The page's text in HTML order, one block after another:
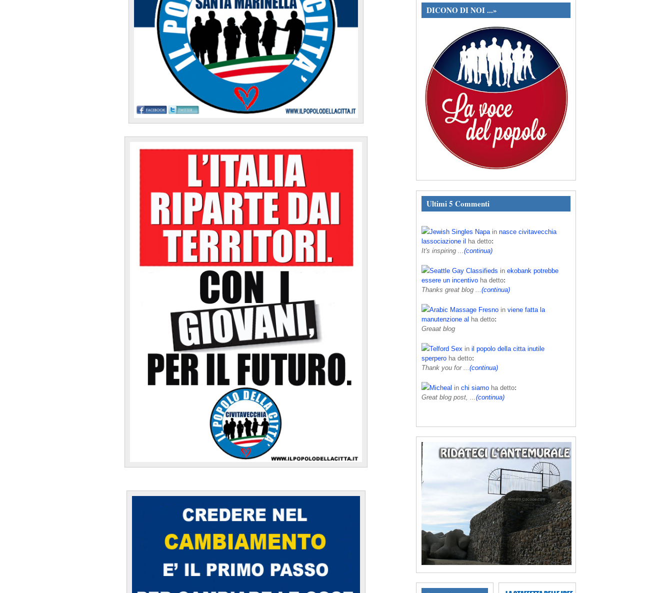
DICONO DI NOI ...»
Ultimi 5 Commenti
Jewish Singles Napa in nasce civitavecchia
lassociazione il
ha detto:
It's inspiring ... (continua)
Seattle Gay Classifieds in ekobank potrebbe
essere un incentivo ha detto:
Thanks great blog ... (continua)
Arabic Massage Fresno in viene fatta la
manutenzione al ha detto:
Greaat blog
Telford Sex in il popolo della citta inutile
sperpero ha detto:
Thank you for ... (continua)
Micheal in chi siamo ha detto:
Great blog post, ... (continua)